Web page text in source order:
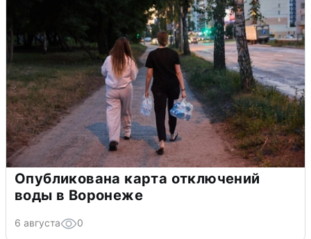
Опубликована карта отключений
воды в Воронеже
6 августа 0